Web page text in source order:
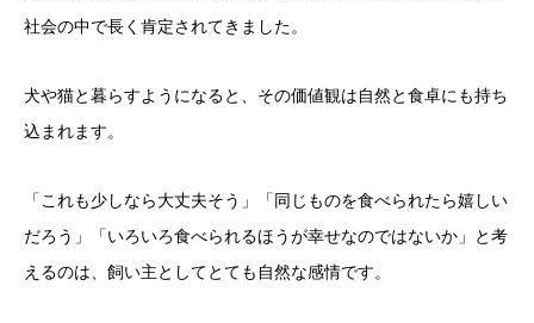
社会の中で長く肯定されてきました。
犬や猫と暮らすようになると、その価値観は自然と食卓にも持ち
込まれます。
「これも少しなら大丈夫そう」「同じものを食べられたら嬉しい
だろう」「いろいろ食べられるほうが幸せなのではないか」と考
えるのは、飼い主としてとても自然な感情です。